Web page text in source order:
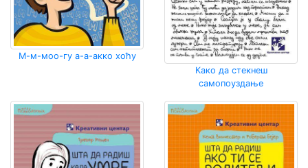
М-м-моо-гу а-а-акко хоћу
Како да стекнеш
самопоуздање